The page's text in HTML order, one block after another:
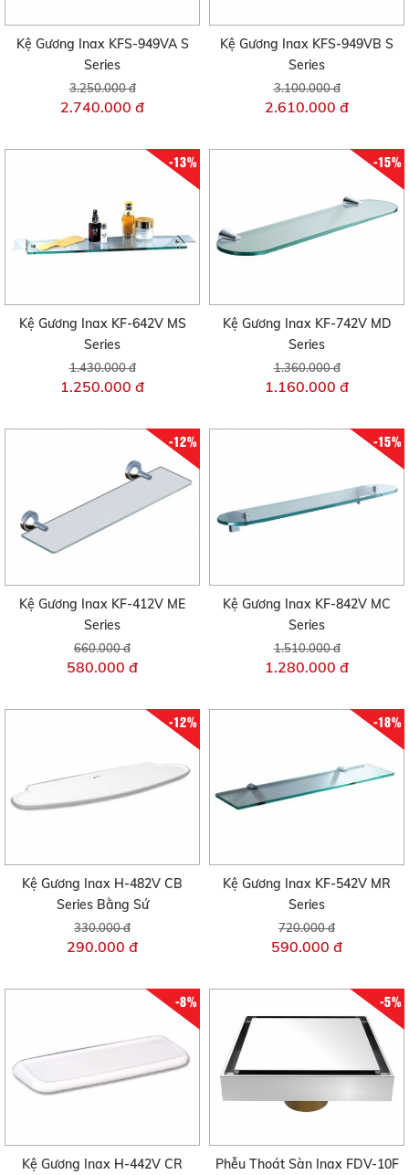
Kệ Gương Inax KFS-949VA S
Series
3.250.000 đ
2.740.000 đ
Kệ Gương Inax KFS-949VB S
Series
3.100.000 đ
2.610.000 đ
-13%
Kệ Gương Inax KF-642V MS
Series
1.430.000 đ
1.250.000 đ
-15%
Kệ Gương Inax KF-742V MD
Series
1.360.000 đ
1.160.000 đ
-12%
Kệ Gương Inax KF-412V ME
Series
660.000 đ
580.000 đ
-15%
Kệ Gương Inax KF-842V MC
Series
1.510.000 đ
1.280.000 đ
-12%
Kệ Gương Inax H-482V CB
Series Bằng Sứ
330.000 đ
290.000 đ
-18%
Kệ Gương Inax KF-542V MR
Series
720.000 đ
590.000 đ
-8%
Kệ Gương Inax H-442V CR
-5%
Phễu Thoát Sàn Inax FDV-10F